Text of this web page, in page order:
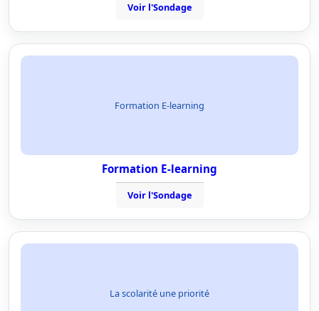
Voir l'Sondage
Formation E-learning
Formation E-learning
Voir l'Sondage
La scolarité une priorité